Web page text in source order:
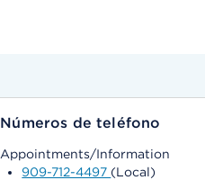
Números de teléfono
Appointments/Information
909-712-4497 (Local)